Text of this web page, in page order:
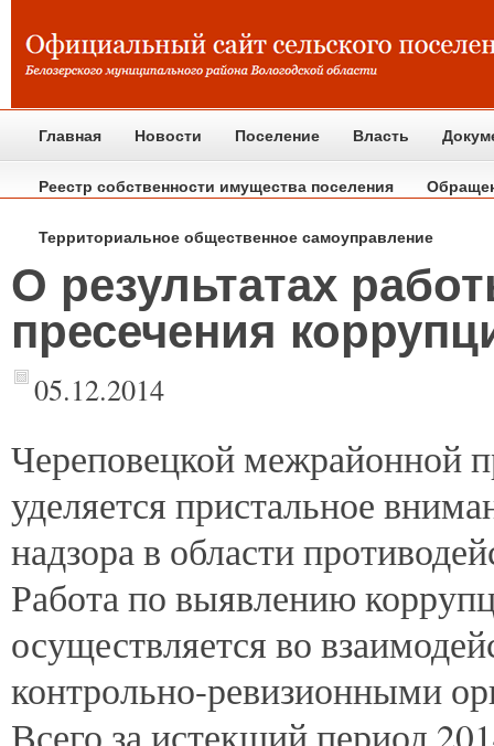
Главная Новости Поселение Власть
Реестр собственности имущества поселения
Территориальное общественное самоуправление
О результатах
пресечения
05.12.2014
Череповецкоймежрайонной
уделяется пристальное
надзора в области
Работа по выявлению
осуществляется во
контрольно-ревизионными
Всего за истекший период